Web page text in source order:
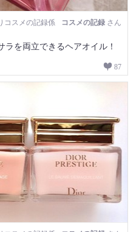
コスメの記録係 コスメの記録 さん
ラを両立できるヘアオイル！
87